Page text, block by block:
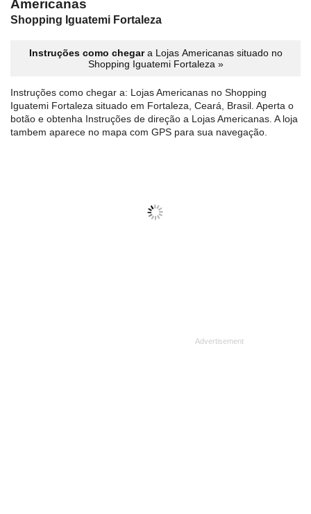
Americanas
Shopping Iguatemi Fortaleza
Instruções como chegara Lojas Americanas situado no
Shopping Iguatemi Fortaleza »
Instruções como chegar a: Lojas Americanas no Shopping
Iguatemi Fortaleza situado em Fortaleza, Ceará, Brasil. Aperta o
botão e obtenha Instruções de direção a Lojas Americanas. A loja
tambem aparece no mapa com GPS para sua navegação.